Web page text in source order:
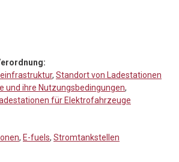
, Standort von Ladestationen
und ihre Nutzungsbedingungen,
für Elektrofahrzeuge
, E-fuels, Stromtankstellen